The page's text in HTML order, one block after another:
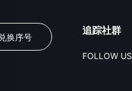
兑换序号
追踪社群
FOLLOW US